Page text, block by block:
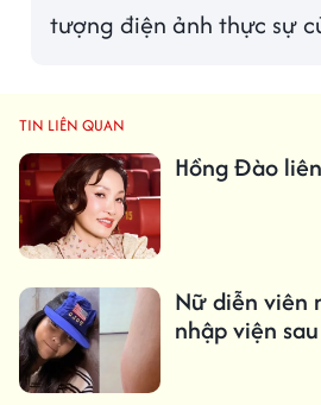
tượng điện ảnh thực sự
TIN LIÊN QUAN
Hồng Đào
Nữ diễn viên
nhập viện